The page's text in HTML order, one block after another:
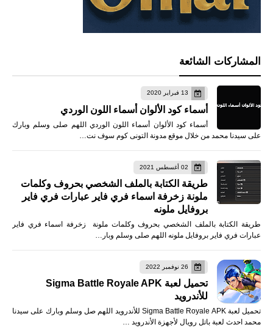
المشاركات الشائعة
13 فبراير 2020
أسماء كود الألوان أسماء اللون الوردي
أسماء كود الألوان أسماء اللون الوردي اللهم صلى وسلم وبارك
على سيدنا محمد من خلال موقع مدونة التونى كوم سوف نت…
02 أغسطس 2021
طريقة الكتابة بالملف الشخصي بحروف وكلمات
ملونة زخرفة اسماء فري فاير عبارات فري فاير
بروفايل ملونه
طريقة الكتابة بالملف الشخصي بحروف وكلمات ملونة زخرفة اسماء فري فاير
عبارات فري فاير بروفايل ملونه اللهم صلى وسلم وبار…
26 نوفمبر 2022
تحميل لعبة Sigma Battle Royale APK
للأندرويد
تحميل لعبة Sigma Battle Royale APK للأندرويد اللهم صل وسلم وبارك على سيدنا
محمد احدث لعبة باتل رويال لأجهزة الأندرويد …